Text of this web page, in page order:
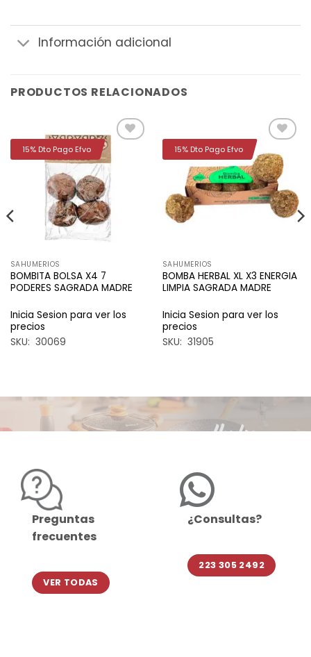
Información adicional
PRODUCTOS RELACIONADOS
SAHUMERIOS
BOMBITA BOLSA X4 7
PODERES SAGRADA MADRE
Inicia Sesion para ver los
precios
SKU: 30069
15% Dto Pago Efvo
a la
lista de
deseos
SAHUMERIOS
BOMBA HERBAL XL X3 ENERGIA
LIMPIA SAGRADA MADRE
Inicia Sesion para ver los
precios
SKU: 31905
15% Dto Pago Efvo
Preguntas
frecuentes
VER TODAS
¿Consultas?
223 305 2492